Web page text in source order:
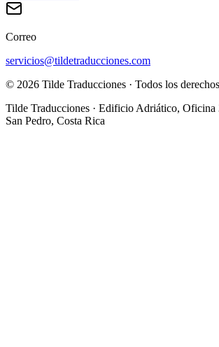
Correo
servicios@tildetraducciones.com
© 2026 Tilde Traducciones · Todos los
Tilde Traducciones · Edificio Adriático, Oficina
San Pedro, Costa Rica